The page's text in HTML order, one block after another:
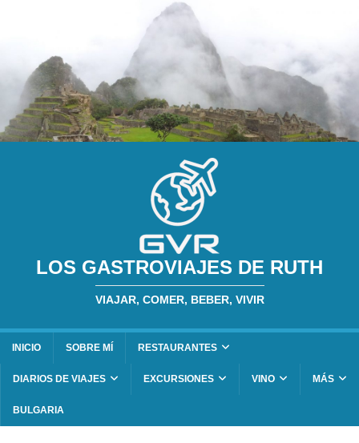
LOS GASTROVIAJES DE RUTH
VIAJAR, COMER, BEBER, VIVIR
INICIO SOBRE MÍ RESTAURANTES
DIARIOS DE VIAJES EXCURSIONES VINO MÁS
BULGARIA